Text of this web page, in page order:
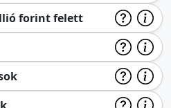
forint felett